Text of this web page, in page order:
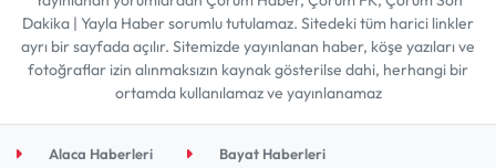
Dakika | Yayla Haber sorumlu tutulamaz. Sitedeki tüm harici linkler
ayrı bir sayfada açılır. Sitemizde yayınlanan haber, köşe yazıları ve
fotoğraflar izin alınmaksızın kaynak gösterilse dahi, herhangi bir
ortamda kullanılamaz ve yayınlanamaz
Alaca Haberleri
Bayat Haberleri